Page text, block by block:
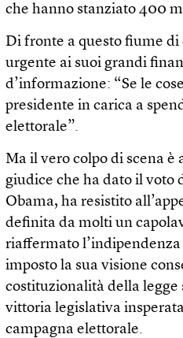
che hanno stanziato 400
Di fronte a questo fiume
urgente ai suoi grandi
d’informazione: “Se le
presidente in carica a
elettorale”.
Ma il vero colpo di scena
giudice che ha dato il voto
Obama, ha resistito
definita da molti un
riaffermato
imposto la sua visione
costituzionalità della legge
vittoria legislativa
campagna elettorale.